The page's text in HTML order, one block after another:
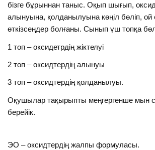
бізге бұрыннан таныс. Оқып шығып,
алынуына, қолданылуына көңіл бөліп, ой
өткізсеңдер болғаны. Сынып үш топқа
1 топ – оксидетрдің жіктелуі
2 топ – оксидтердің алынуы
3 топ – оксидтердің қолданылуы.
Оқушылар тақырыпты меңгергенше мын
берейік.
ЭО – оксидтердің жалпы формуласы.